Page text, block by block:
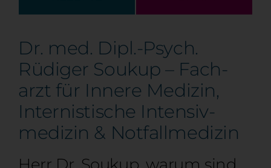
Dr. med. Dipl.-Psych.
Rüdiger Soukup – Fach­­
arzt für Innere Medizin,
Inter­nistische Intensiv­
medizin & Notfall­medizin
Herr Dr. Soukup, warum sind